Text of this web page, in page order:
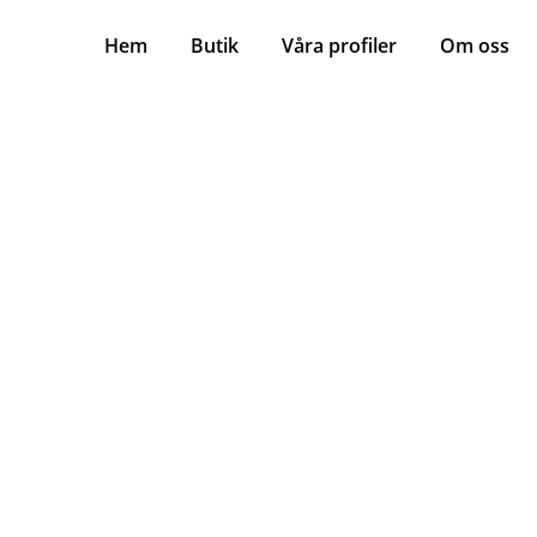
Hem Butik Våra profiler Om oss